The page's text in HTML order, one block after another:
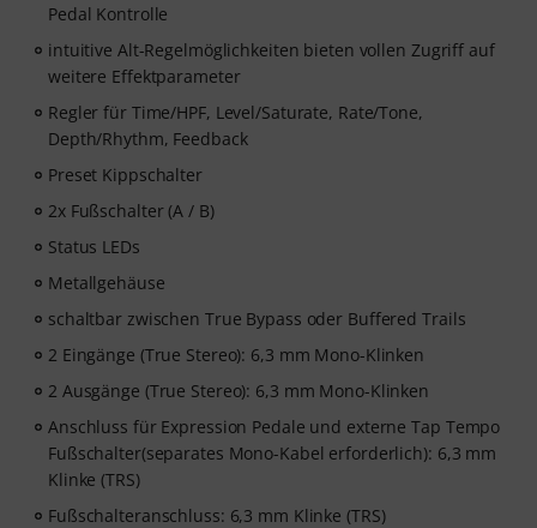
Pedal Kontrolle
intuitive Alt-Regelmöglichkeiten bieten vollen Zugriff auf
weitere Effektparameter
Regler für Time/HPF, Level/Saturate, Rate/Tone,
Depth/Rhythm, Feedback
Preset Kippschalter
2x Fußschalter (A / B)
Status LEDs
Metallgehäuse
schaltbar zwischen True Bypass oder Buffered Trails
2 Eingänge (True Stereo): 6,3 mm Mono-Klinken
2 Ausgänge (True Stereo): 6,3 mm Mono-Klinken
Anschluss für Expression Pedale und externe Tap Tempo
Fußschalter(separates Mono-Kabel erforderlich): 6,3 mm
Klinke (TRS)
Fußschalteranschluss: 6,3 mm Klinke (TRS)